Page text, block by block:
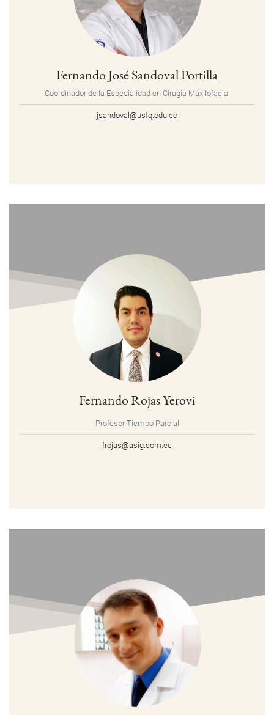
Fernando José Sandoval Portilla
Coordinador de la Especialidad en Cirugía Máxilofacial
jsandoval@usfq.edu.ec
Fernando Rojas Yerovi
Profesor Tiempo Parcial
frojas@asig.com.ec